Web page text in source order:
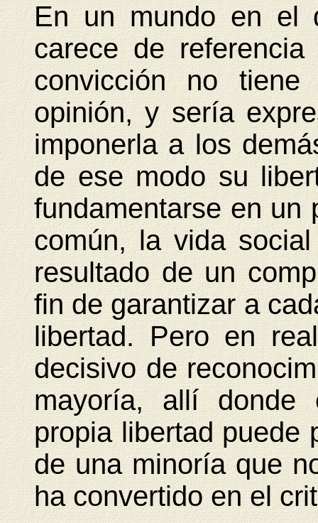
En un mundo en el
carece de
convicción no
opinión, y sería
imponerla a los
de ese modo su
fundamentarse en un
común, la vida
resultado de un
fin de garantizar a
libertad. Pero en
decisivo de
mayoría, allí
propia libertad puede
de una minoría que
ha convertido en el